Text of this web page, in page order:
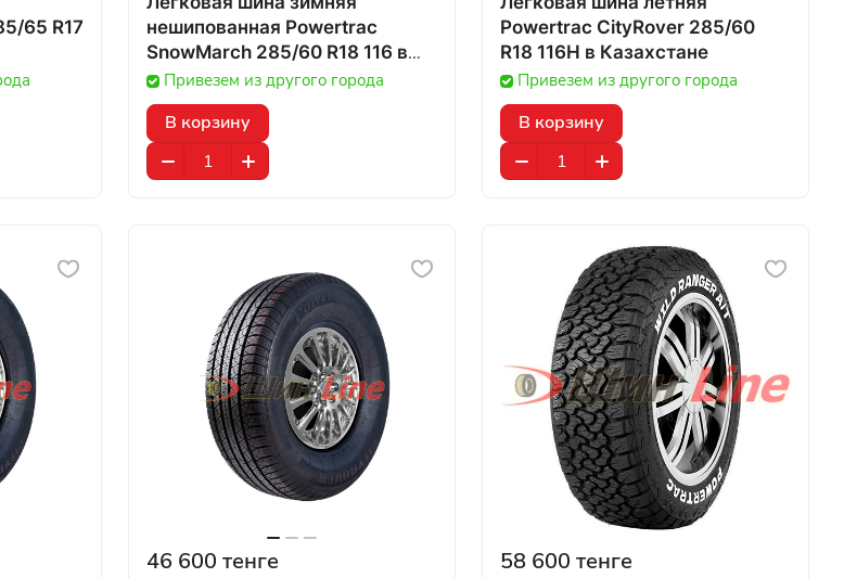
65 R17
нешипованная Powertrac
SnowMarch 285/60 R18 116 в
Казахстане
Привезем из другого города
В корзину
Powertrac CityRover 285/60
R18 116H в Казахстане
Привезем из другого города
В корзину
46 600 тенге 58 600 тенге